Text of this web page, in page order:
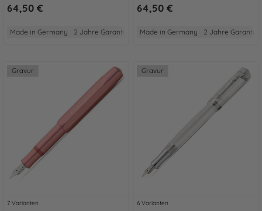
64,50 €
Made in Germany 2 Jahre Garantie Aus Aluminium Gewicht: Mittel
64,50 €
Made in Germany 2 Jahre Garantie
Gravur
7 Varianten
Gravur
6 Varianten